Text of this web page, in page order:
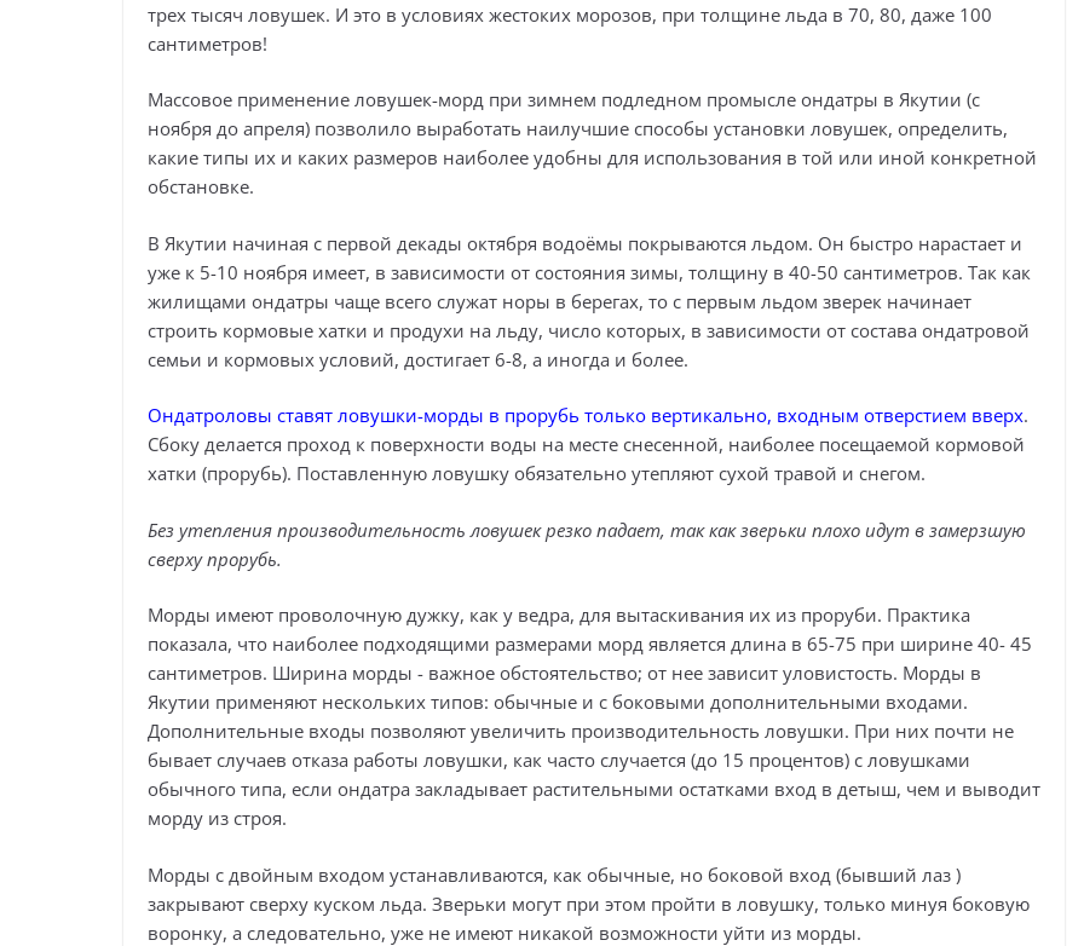
трех тысяч ловушек. И это в условиях жестоких морозов, при толщине льда в 70, 80, даже 100
сантиметров!
Массовое применение ловушек-морд при зимнем подледном промысле ондатры в Якутии (с
ноября до апреля) позволило выработать наилучшие способы установки ловушек, определить,
какие типы их и каких размеров наиболее удобны для использования в той или иной конкретной
обстановке.
В Якутии начиная с первой декады октября водоёмы покрываются льдом. Он быстро нарастает и
уже к 5-10 ноября имеет, в зависимости от состояния зимы, толщину в 40-50 сантиметров. Так как
жилищами ондатры чаще всего служат норы в берегах, то с первым льдом зверек начинает
строить кормовые хатки и продухи на льду, число которых, в зависимости от состава ондатровой
семьи и кормовых условий, достигает 6-8, а иногда и более.
Ондатроловы ставят ловушки-морды в прорубь только вертикально, входным отверстием вверх.
Сбоку делается проход к поверхности воды на месте снесенной, наиболее посещаемой кормовой
хатки (прорубь). Поставленную ловушку обязательно утепляют сухой травой и снегом.
Без утепления производительность ловушек резко падает, так как зверьки плохо идут в замерзшую
сверху прорубь.
Морды имеют проволочную дужку, как у ведра, для вытаскивания их из проруби. Практика
показала, что наиболее подходящими размерами морд является длина в 65-75 при ширине 40- 45
сантиметров. Ширина морды - важное обстоятельство; от нее зависит уловистость. Морды в
Якутии применяют нескольких типов: обычные и с боковыми дополнительными входами.
Дополнительные входы позволяют увеличить производительность ловушки. При них почти не
бывает случаев отказа работы ловушки, как часто случается (до 15 процентов) с ловушками
обычного типа, если ондатра закладывает растительными остатками вход в детыш, чем и выводит
морду из строя.
Морды с двойным входом устанавливаются, как обычные, но боковой вход (бывший лаз )
закрывают сверху куском льда. Зверьки могут при этом пройти в ловушку, только минуя боковую
воронку, а следовательно, уже не имеют никакой возможности уйти из морды.